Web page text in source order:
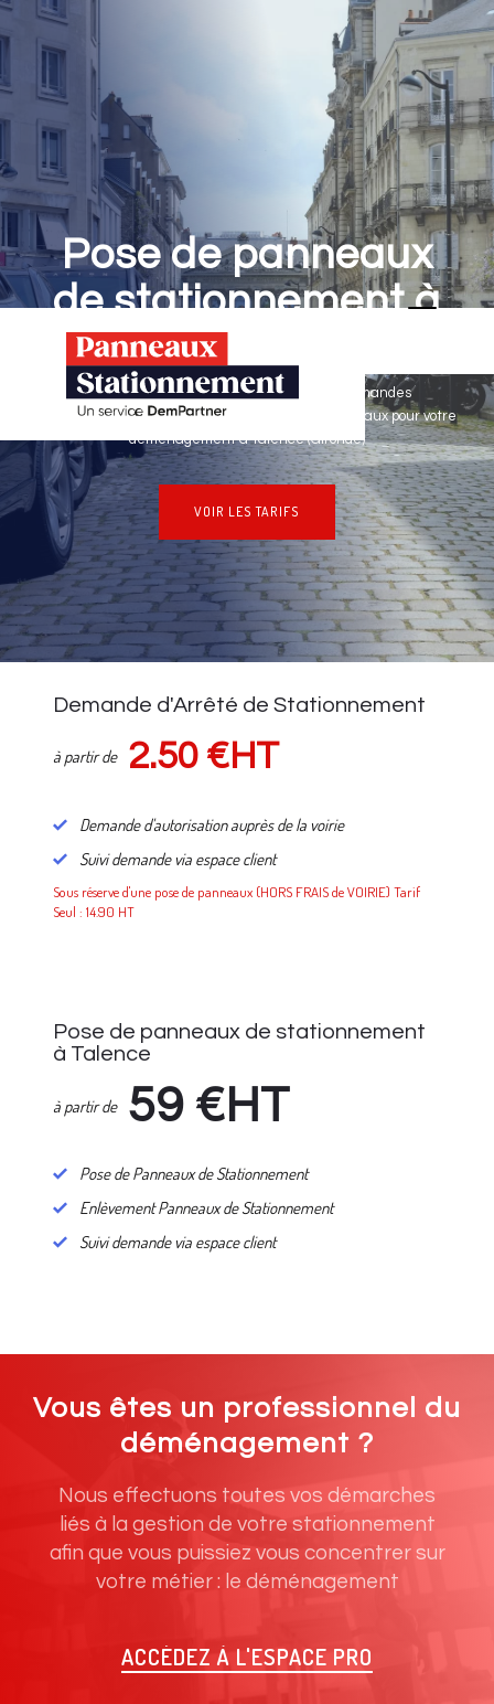
Pose de panneaux
de stationnement à
Talence
Panneaux Stationnement effectue vos demandes
d'autorisations de stationnement & pose de panneaux pour votre
déménagement à Talence (Gironde)
VOIR LES TARIFS
NOS TARIFS
Demande d'Arrêté de Stationnement
à partir de 2.50 €HT
Demande d'autorisation auprès de la voirie
Suivi demande via espace client
Sous réserve d'une pose de panneaux (HORS FRAIS de VOIRIE) Tarif
Seul : 14.90 HT
Pose de panneaux de stationnement
à Talence
à partir de 59 €HT
Pose de Panneaux de Stationnement
Enlèvement Panneaux de Stationnement
Suivi demande via espace client
Vous êtes un professionnel du
déménagement ?
Nous effectuons toutes vos démarches
liés à la gestion de votre stationnement
afin que vous puissiez vous concentrer sur
votre métier : le déménagement
ACCÉDEZ À L'ESPACE PRO